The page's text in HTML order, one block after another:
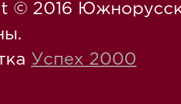
© 2016
Успех 2000